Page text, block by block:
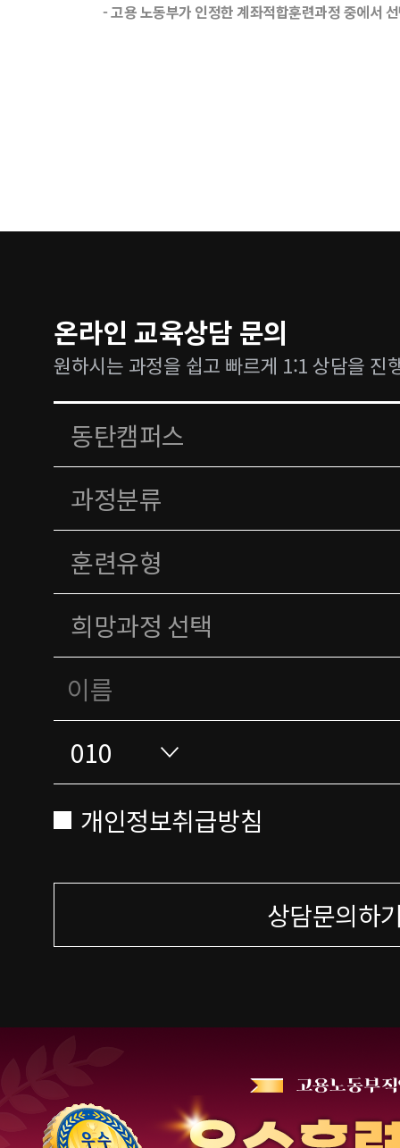
- 고용 노동부가 인정한 계좌적합훈련과정 중에서
온라인 교육상담 문의
원하시는 과정을 쉽고 빠르게 1:1 상담을 진
개인정보취급방침
상담문의하